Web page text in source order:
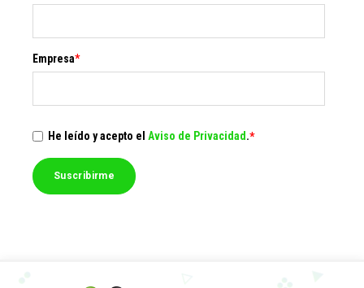
Empresa*
He leído y acepto el Aviso de Privacidad .*